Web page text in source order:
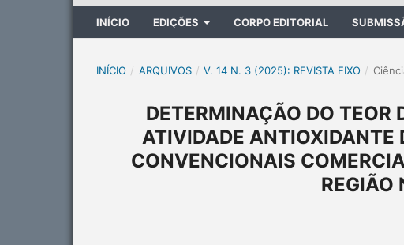
INÍCIO EDIÇÕES CORPO EDITORIAL
INÍCIO / ARQUIVOS / V. 14 N. 3 (2025): REVISTA EIXO /
DETERMINAÇÃO DO TEOR
ATIVIDADE ANTIOXIDANTE
CONVENCIONAIS
REGIÃO